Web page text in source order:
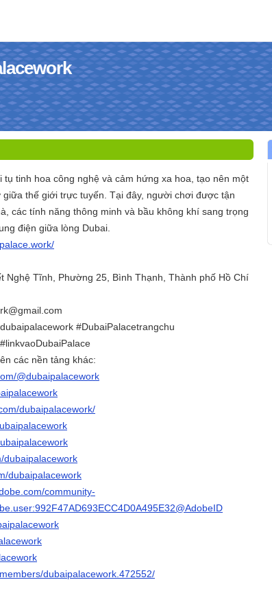
tụ tinh hoa công nghệ và cảm hứng xa hoa, tạo nên một
giữa thế giới trực tuyến. Tại đây, người chơi được tận
các tính năng thông minh và bầu không khí sang trọng
điện giữa lòng Dubai.
Nghệ Tĩnh, Phường 25, Bình Thạnh, Thành phố Hồ Chí
#DubaiPalacetrangchu
các nền tảng khác:
@dubaipalacework
dubaipalacework/
dubaipalacework
dubaipalacework
community-
dubaipalacework.472552/